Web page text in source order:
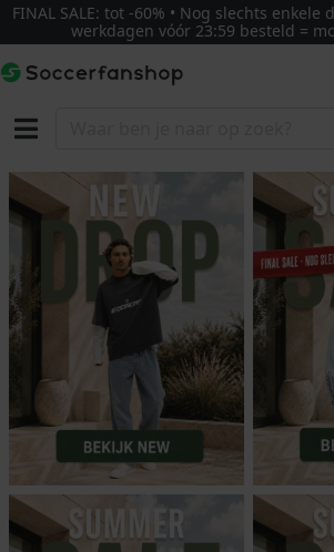
FINAL SALE: tot -60% • Nog slechts enkele
werkdagen vóór 23:59 besteld =